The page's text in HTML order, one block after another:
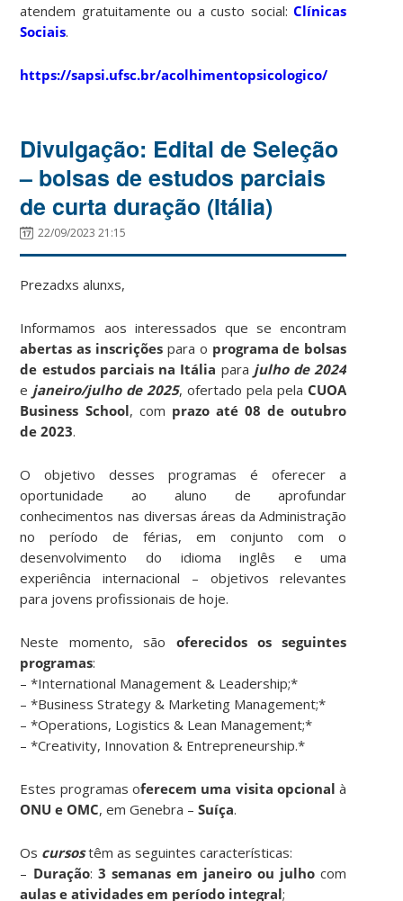
atendem gratuitamente ou a custo social:Clínicas
Sociais.
https://sapsi.ufsc.br/acolhimentopsicologico/
Divulgação: Edital de Seleção
– bolsas de estudos parciais
de curta duração (Itália)
22/09/2023 21:15
Prezadxs alunxs,
Informamos aos interessados que se encontram
abertas as inscrições para o programa de bolsas
de estudos parciais na Itália para julho de 2024
e janeiro/julho de 2025, ofertado pela pela CUOA
Business School, com prazo até 08 de outubro
de 2023.
O objetivo desses programas é oferecer a
oportunidade ao aluno de aprofundar
conhecimentos nas diversas áreas da Administração
no período de férias, em conjunto com o
desenvolvimento do idioma inglês e uma
experiência internacional – objetivos relevantes
para jovens profissionais de hoje.
Neste momento, são oferecidos os seguintes
programas:
– *International Management & Leadership;*
– *Business Strategy & Marketing Management;*
– *Operations, Logistics & Lean Management;*
– *Creativity, Innovation & Entrepreneurship.*
Estes programas oferecem uma visita opcional à
ONU e OMC, em Genebra –Suíça.
Os cursos têm as seguintes características:
– Duração: 3 semanas em janeiro ou julho com
aulas e atividades em período integral;